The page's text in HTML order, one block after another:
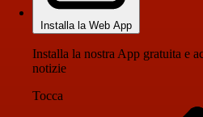
Installa la Web App
Installa la nostra App gratuita e
notizie
Tocca